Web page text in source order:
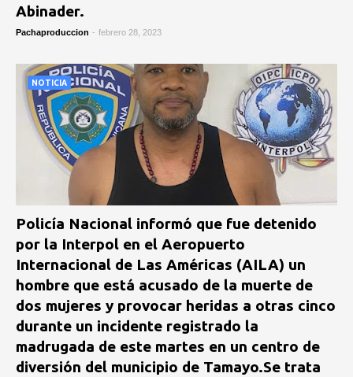
Abinader.
Pachaproduccion - febrero 28, 2023
NOTICIA
Policía Nacional informó que fue detenido
por la Interpol en el Aeropuerto
Internacional de Las Américas (AILA) un
hombre que está acusado de la muerte de
dos mujeres y provocar heridas a otras cinco
durante un incidente registrado la
madrugada de este martes en un centro de
diversión del municipio de Tamayo.Se trata